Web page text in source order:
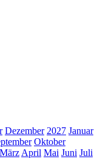
Dezember 2027 Januar
Oktober
März April Mai Juni Juli